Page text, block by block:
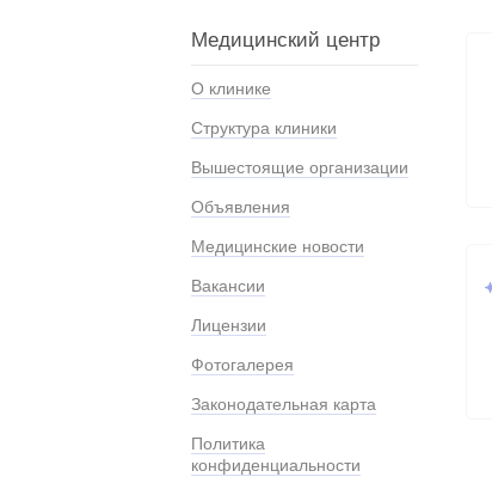
Медицинский центр
О клинике
Структура клиники
Вышестоящие организации
Объявления
Медицинские новости
Вакансии
Лицензии
Фотогалерея
Законодательная карта
Политика
конфиденциальности